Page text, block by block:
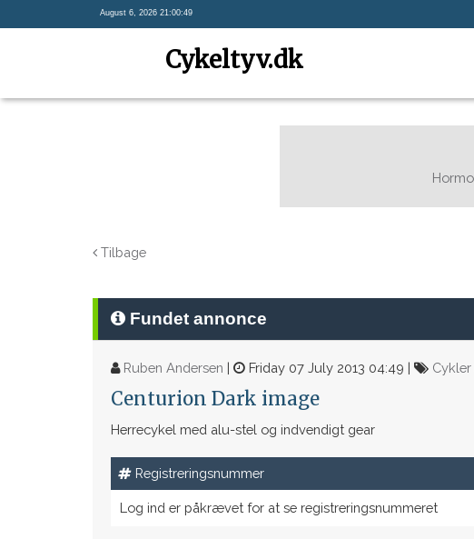
August 6, 2026 21:00:49
Cykeltyv.dk
Tilbage
Fundet annonce
Ruben Andersen | Friday 07 July 2013 04:49 | Cykler
Centurion Dark image
Herrecykel med alu-stel og indvendigt gear
Registreringsnummer
Log ind er påkrævet for at se registreringsnummeret